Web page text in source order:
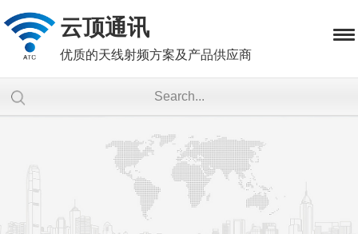
云顶通讯
优质的天线射频方案及产品供应商